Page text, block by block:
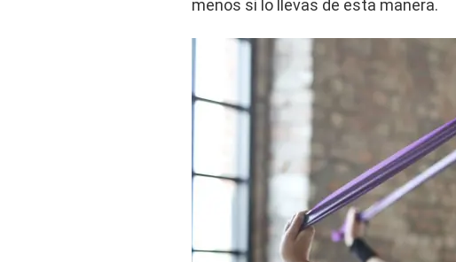
menos si lo llevas de esta manera.